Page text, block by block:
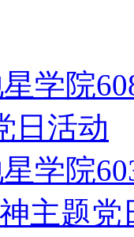
学院
日活动
学院
主题党